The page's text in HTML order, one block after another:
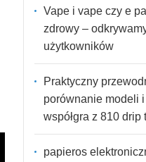
Vape i vape czy e
zdrowy –
użytkowników
Praktyczny
porównanie modeli
współgra z 810 drip
papieros